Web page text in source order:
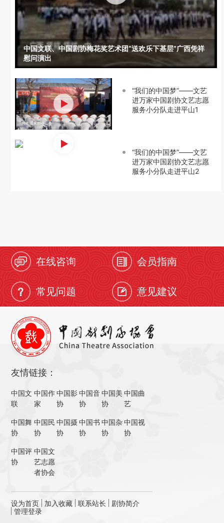
中国文联、中国剧协梅花奖艺术团“送欢乐下基层”广西凭祥
慰问演出
“我们的中国梦”——文艺
进万家中国剧协文艺志愿
服务小分队走进平山1
“我们的中国梦”——文艺
进万家中国剧协文艺志愿
服务小分队走进平山2
在线咨询 会员指南
常见问题 意见建议
友情链接：
中国文
联
中国作
家
中国影
协
中国音
协
中国美
协
中国曲
艺
中国舞
协
中国民
协
中国摄
协
中国书
协
中国杂
协
中国视
协
中国评
协
中国文
艺志愿
者协会
设为首页 加入收藏 联系站长
剧协简介
管理登录